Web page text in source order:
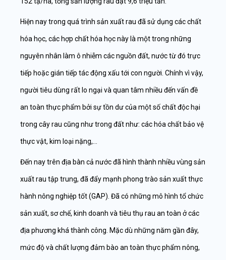
Hiện nay trong quá trình sản xuất rau đã sử dụng các chất
hóa học, các hợp chất hóa học này là một trong những
nguyên nhân làm ô nhiễm các nguồn đất, nước từ đó trực
tiếp hoặc gián tiếp tác động xấu tới con người. Chính vì vậy,
người tiêu dùng rất lo ngại và quan tâm nhiều đến vấn đề
an toàn thực phẩm bởi sự tồn dư của một số chất độc hại
trong cây rau cũng như trong đất như: các hóa chất bảo vệ
thực vật, kim loại nặng,…
Đến nay trên địa bàn cả nước đã hình thành nhiều vùng sản
xuất rau tập trung, đã đẩy mạnh phong trào sản xuất thực
hành nông nghiệp tốt (GAP). Đã có những mô hình tổ chức
sản xuất, sơ chế, kinh doanh và tiêu thụ rau an toàn ở các
địa phương khá thành công. Mặc dù những năm gần đây,
mức độ và chất lượng đảm bào an toàn thực phẩm nông,